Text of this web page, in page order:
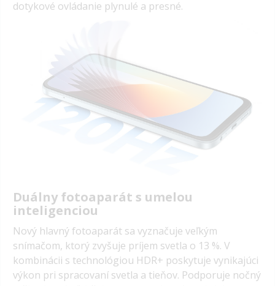
dotykové ovládanie plynulé a presné.
Duálny fotoaparát s umelou
inteligenciou
Nový hlavný fotoaparát sa vyznačuje veľkým
snímačom, ktorý zvyšuje príjem svetla o 13 %. V
kombinácii s technológiou HDR+ poskytuje vynikajúci
výkon pri spracovaní svetla a tieňov. Podporuje nočný